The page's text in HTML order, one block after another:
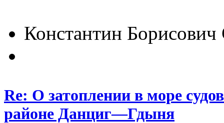
Константин
Re: О затоплении в море
районе Данциг—Гдыня